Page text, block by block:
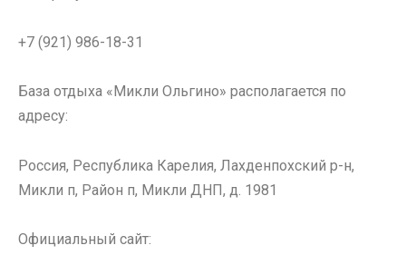
+7 (921) 986-18-31
База отдыха «Микли Ольгино» располагается по
адресу:
Россия, Республика Карелия, Лахденпохский р-н,
Микли п, Район п, Микли ДНП, д. 1981
Официальный сайт: